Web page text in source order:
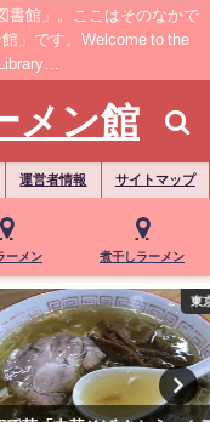
書館」。ここはそのなかで
」です。Welcome to the
メン館
運営者情報 サイトマップ
ーメン 煮干しラーメン
東京